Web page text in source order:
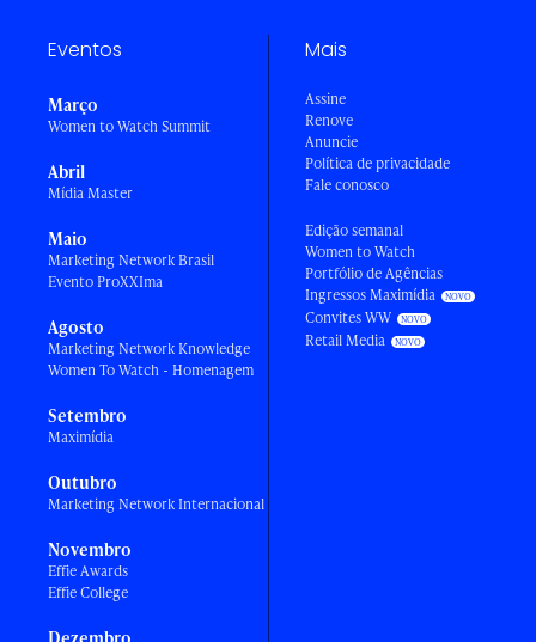
Eventos
Março
Women to Watch Summit
Abril
Mídia Master
Maio
Marketing Network Brasil
Evento ProXXIma
Agosto
Marketing Network Knowledge
Women To Watch - Homenagem
Setembro
Maximídia
Outubro
Marketing Network Internacional
Novembro
Effie Awards
Effie College
Mais
Assine
Renove
Anuncie
Política de privacidade
Fale conosco
Edição semanal
Women to Watch
Portfólio de Agências
Ingressos Maximídia
Convites WW
Retail Media